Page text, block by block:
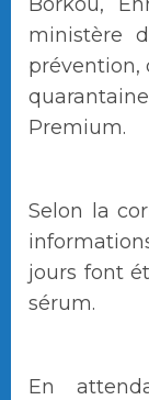
ministère
prévention,
Premium.
Selon la
jours font
sérum.
En